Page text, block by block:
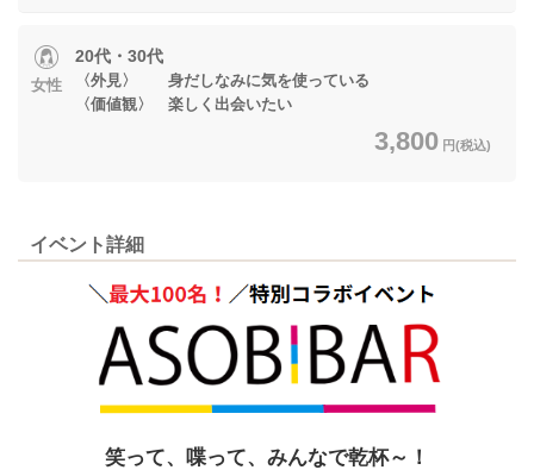
女性
20代・30代
〈外見〉 身だしなみに気を使っている
〈価値観〉 楽しく出会いたい
3,800 円(税込)
イベント詳細
笑って、喋って、みんなで乾杯～！